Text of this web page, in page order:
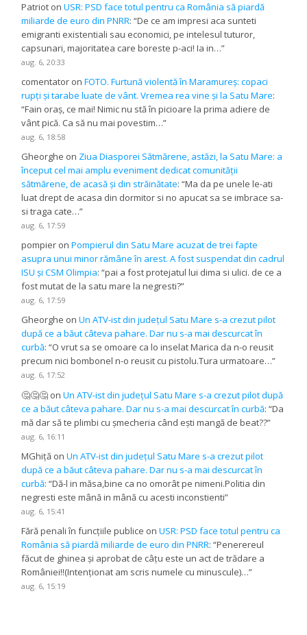
Patriot onUSR: PSD face totul pentru ca România să piardă
miliarde de euro din PNRR: “De ce am impresi aca sunteti
emigranti existentiali sau economici, pe intelesul tuturor,
capsunari, majoritatea care boreste p-aci! Ia in…”
aug. 6, 20:33
comentator onFOTO. Furtună violentă în Maramureș: copaci
rupți și tarabe luate de vânt. Vremea rea vine și la Satu Mare:
“Fain oraș, ce mai! Nimic nu stă în picioare la prima adiere de
vânt pică. Ca să nu mai povestim…”
aug. 6, 18:58
Gheorghe on Ziua Diasporei Sătmărene, astăzi, la Satu Mare: a
început cel mai amplu eveniment dedicat comunității
sătmărene, de acasă și din străinătate: “Ma da pe unele le-ati
luat drept de acasa din dormitor si no apucat sa se imbrace sa-
si traga cate…”
aug. 6, 17:59
pompier onPompierul din Satu Mare acuzat de trei fapte
asupra unui minor rămâne în arest. A fost suspendat din cadrul
ISU și CSM Olimpia: “pai a fost protejatul lui dima si ulici. de ce a
fost mutat de la satu mare la negresti?”
aug. 6, 17:59
Gheorghe onUn ATV-ist din județul Satu Mare s-a crezut pilot
după ce a băut câteva pahare. Dar nu s-a mai descurcat în
curbă: “O vrut sa se omoare ca lo inselat Marica da n-o reusit
precum nici bombonel n-o reusit cu pistolu.Tura urmatoare…”
aug. 6, 17:52
🤔🤔🤔 onUn ATV-ist din județul Satu Mare s-a crezut pilot după
ce a băut câteva pahare. Dar nu s-a mai descurcat în curbă: “Da
mă dar să te plimbi cu șmecheria când ești mangă de beat??”
aug. 6, 16:11
MGhiță onUn ATV-ist din județul Satu Mare s-a crezut pilot
după ce a băut câteva pahare. Dar nu s-a mai descurcat în
curbă: “Dă-l in măsa,bine ca no omorât pe nimeni.Politia din
negresti este mână in mână cu acesti inconstienti”
aug. 6, 15:41
Fără penali în funcțiile publice onUSR: PSD face totul pentru ca
România să piardă miliarde de euro din PNRR: “Penerereul
făcut de ghinea și aprobat de câțu este un act de trădare a
României!!(Intenționat am scris numele cu minuscule)…”
aug. 6, 15:19